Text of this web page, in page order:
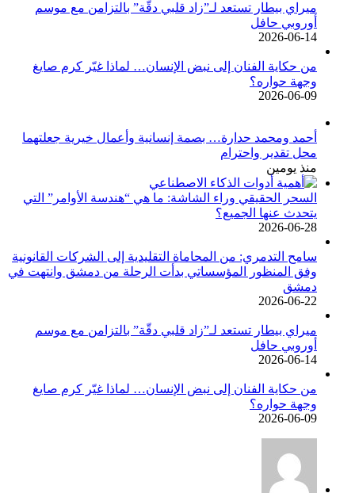
ميراي بيطار تستعد لـ”زاد قلبي دقّة” بالتزامن مع موسم
أوروبي حافل
2026-06-14
من حكاية الفنان إلى نبض الإنسان… لماذا غيّر كرم صايغ
وجهة حواره؟
2026-06-09
أحمد ومحمد حدارة… بصمة إنسانية وأعمال خيرية جعلتهما
محل تقدير واحترام
منذ يومين
السحر الحقيقي وراء الشاشة: ما هي “هندسة الأوامر” التي
يتحدث عنها الجميع؟
2026-06-28
سامح التدمري: من المحاماة التقليدية إلى الشركات القانونية
وفق المنظور المؤسساتي بدأت الرحلة من دمشق وانتهت في
دمشق
2026-06-22
ميراي بيطار تستعد لـ”زاد قلبي دقّة” بالتزامن مع موسم
أوروبي حافل
2026-06-14
من حكاية الفنان إلى نبض الإنسان… لماذا غيّر كرم صايغ
وجهة حواره؟
2026-06-09